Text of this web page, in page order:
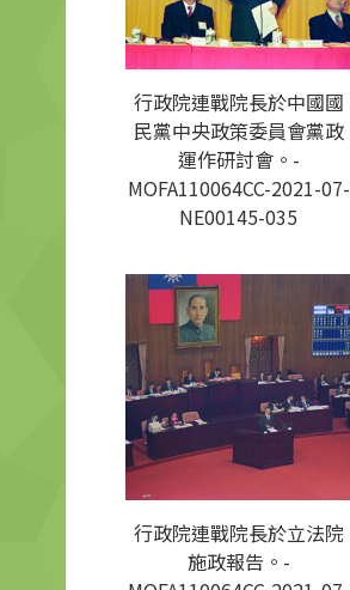
行政院連戰院長於中國國
民黨中央政策委員會黨政
運作研討會。-
MOFA110064CC-2021-07-
NE00145-035
行政院連戰院長於立法院
施政報告。-